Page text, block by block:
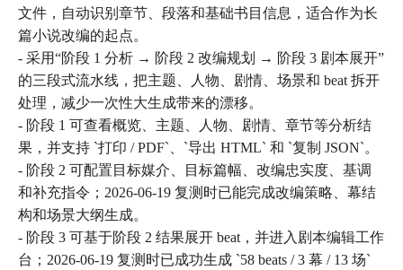
文件，自动识别章节、段落和基础书目信息，适合作为长
篇小说改编的起点。
- 采用“阶段 1 分析 → 阶段 2 改编规划 → 阶段 3 剧本展开”
的三段式流水线，把主题、人物、剧情、场景和 beat 拆开
处理，减少一次性大生成带来的漂移。
- 阶段 1 可查看概览、主题、人物、剧情、章节等分析结
果，并支持 `打印 / PDF`、`导出 HTML` 和 `复制 JSON`。
- 阶段 2 可配置目标媒介、目标篇幅、改编忠实度、基调
和补充指令；2026-06-19 复测时已能完成改编策略、幕结
构和场景大纲生成。
- 阶段 3 可基于阶段 2 结果展开 beat，并进入剧本编辑工作
台；2026-06-19 复测时已成功生成 `58 beats / 3 幕 / 13 场`